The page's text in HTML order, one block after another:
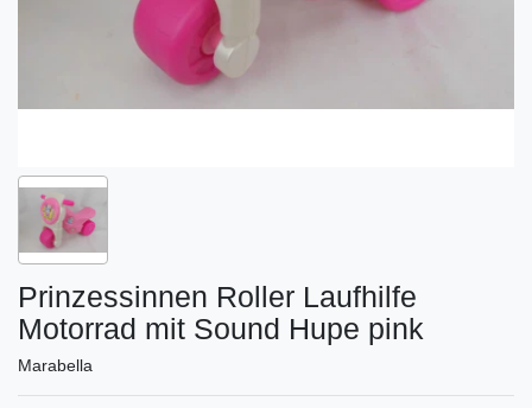
Prinzessinnen Roller Laufhilfe
Motorrad mit Sound Hupe pink
Marabella